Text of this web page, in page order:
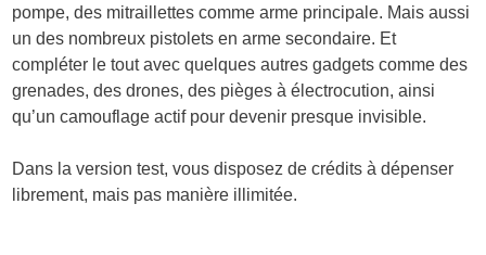
pompe, des mitraillettes comme arme principale. Mais aussi
un des nombreux pistolets en arme secondaire. Et
compléter le tout avec quelques autres gadgets comme des
grenades, des drones, des pièges à électrocution, ainsi
qu’un camouflage actif pour devenir presque invisible.
Dans la version test, vous disposez de crédits à dépenser
librement, mais pas manière illimitée.